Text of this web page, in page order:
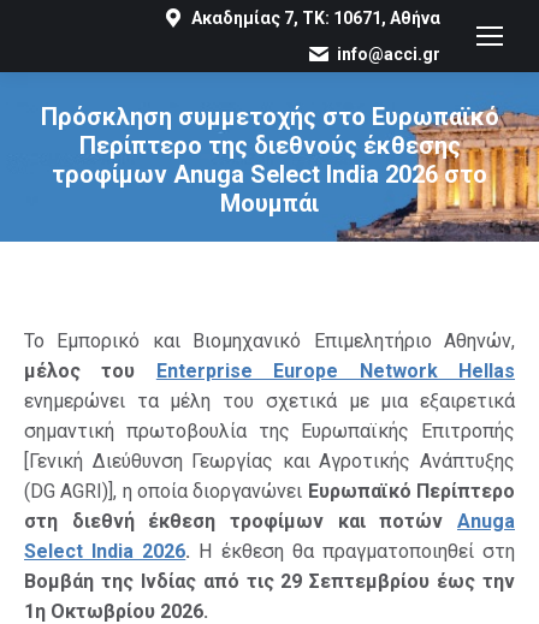
Ακαδημίας 7, ΤΚ: 10671, Αθήνα
info@acci.gr
Πρόσκληση συμμετοχής στο Ευρωπαϊκό
Περίπτερο της διεθνούς έκθεσης
τροφίμων Anuga Select India 2026 στο
Μουμπάι
You are here:
Το Εμπορικό και Βιομηχανικό Επιμελητήριο Αθηνών,
μέλος του Enterprise Europe Network Hellas
ενημερώνει τα μέλη του σχετικά με μια εξαιρετικά
σημαντική πρωτοβουλία της Ευρωπαϊκής Επιτροπής
[Γενική Διεύθυνση Γεωργίας και Αγροτικής Ανάπτυξης
(DG AGRI)], η οποία διοργανώνει Ευρωπαϊκό Περίπτερο
στη διεθνή έκθεση τροφίμων και ποτών Anuga
Select India 2026. Η έκθεση θα πραγματοποιηθεί στη
Βομβάη της Ινδίας από τις 29 Σεπτεμβρίου έως την
1η Οκτωβρίου 2026.